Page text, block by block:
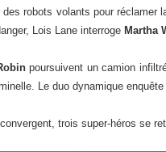
robots volants pour
Lois Lane interroge Martha
poursuivent un camion
Le duo dynamique
trois super-héros se